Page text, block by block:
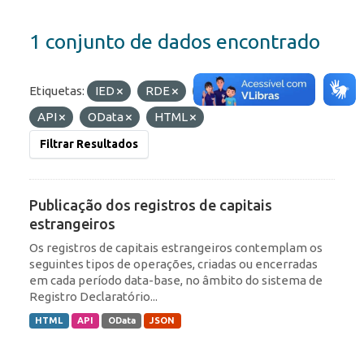
1 conjunto de dados encontrado
Etiquetas: IED RDE ROF
Formatos:
API
OData HTML
Filtrar Resultados
Publicação dos registros de capitais
estrangeiros
Os registros de capitais estrangeiros contemplam os
seguintes tipos de operações, criadas ou encerradas
em cada período data-base, no âmbito do sistema de
Registro Declaratório...
HTML API OData JSON